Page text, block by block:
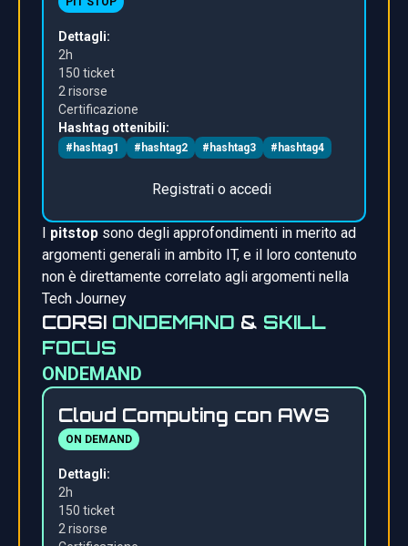
Dettagli:
2h
150 ticket
2 risorse
Certificazione
Hashtag ottenibili:
#hashtag1 #hashtag2 #hashtag3 #hashtag4
Registrati o accedi
I pitstop sono degli approfondimenti in merito ad
argomenti generali in ambito IT, e il loro contenuto
non è direttamente correlato agli argomenti nella
Tech Journey
CORSI ONDEMAND & SKILL
FOCUS
ONDEMAND
Cloud Computing con AWS
ON DEMAND
Dettagli:
2h
150 ticket
2 risorse